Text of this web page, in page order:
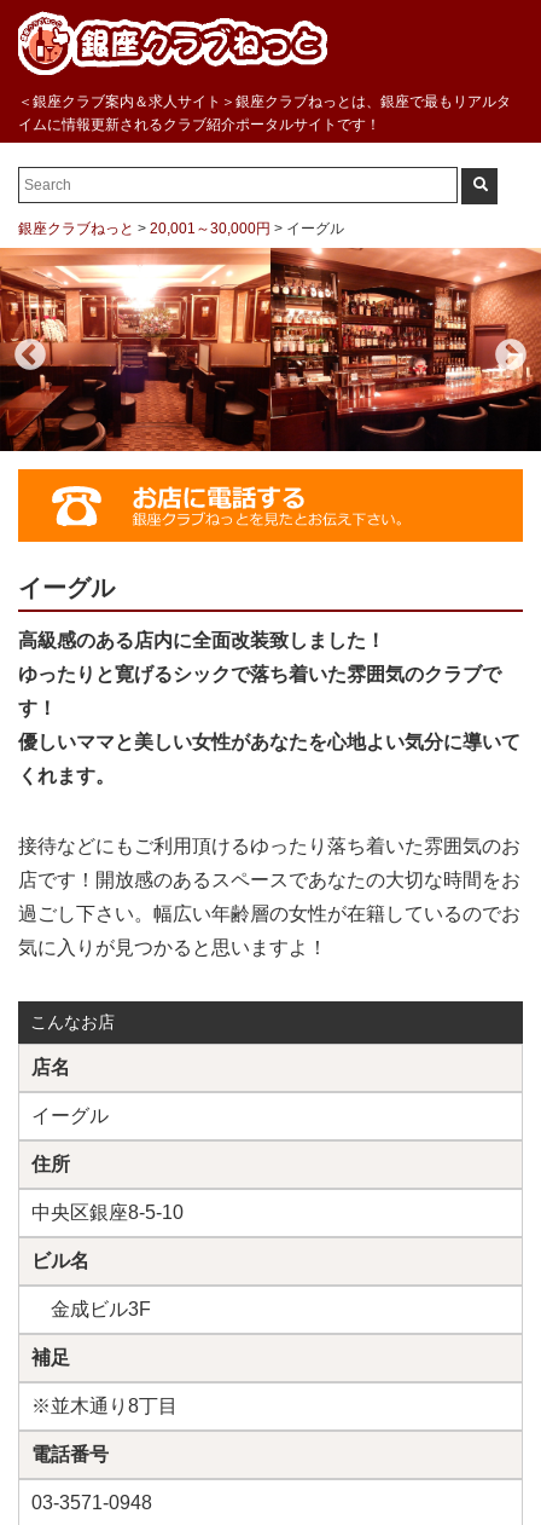
＜銀座クラブ案内＆求人サイト＞銀座クラブねっとは、銀座で最もリアルタ
イムに情報更新されるクラブ紹介ポータルサイトです！
銀座クラブねっと > 20,001～30,000円 > イーグル
イーグル
高級感のある店内に全面改装致しました！
ゆったりと寛げるシックで落ち着いた雰囲気のクラブで
す！
優しいママと美しい女性があなたを心地よい気分に導いて
くれます。
接待などにもご利用頂けるゆったり落ち着いた雰囲気のお
店です！開放感のあるスペースであなたの大切な時間をお
過ごし下さい。幅広い年齢層の女性が在籍しているのでお
気に入りが見つかると思いますよ！
こんなお店
店名
イーグル
住所
中央区銀座8-5-10
ビル名
金成ビル3F
補足
※並木通り8丁目
電話番号
03-3571-0948